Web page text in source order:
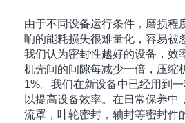
由于不同设备运行条件，磨损程
响的能耗损失很难量化，容易被
我们认为密封性越好的设备，效
机壳间的间隙每减少一倍，压缩
1%。我们在新设备中已经用到
以提高设备效率。在日常保养中，
流罩，叶轮密封，轴封等密封件